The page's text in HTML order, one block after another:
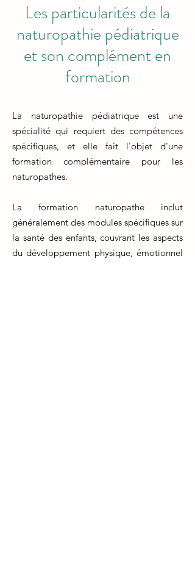
Les particularités de la
naturopathie pédiatrique
et son complément en
formation
La naturopathie pédiatrique est une
spécialité qui requiert des compétences
spécifiques, et elle fait l'objet d'une
formation complémentaire pour les
naturopathes.
La formation naturopathe inclut
généralement des modules spécifiques sur
la santé des enfants, couvrant les aspects
du développement physique, émotionnel